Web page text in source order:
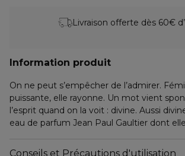
Livraison offerte dès 60€
Information produit
On ne peut s’empêcher de l’admirer.
puissante, elle rayonne. Un mot vient
l’esprit quand on la voit : divine. Aussi
eau de parfum Jean Paul Gaultier dont elle
magnétique. Est-elle vraiment réelle ?
Conseils et Précautions d'utilisation